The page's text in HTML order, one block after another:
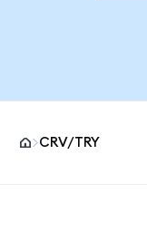
CRV/TRY